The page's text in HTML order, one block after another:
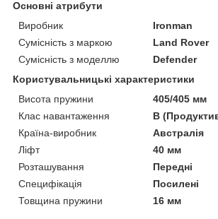
Основні атрибути
Виробник
Ironman
Сумісність з маркою
Land Rover
Сумісність з моделлю
Defender
Користувальницькі характеристики
Висота пружини
405/405 мм
Клас навантаження
B
Країна-виробник
Австралія
Ліфт
40 мм
Розташування
Передні
Специфікація
Посилені
Товщина пружини
16 мм